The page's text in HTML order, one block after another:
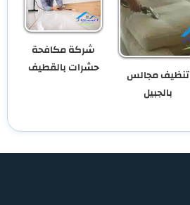
تنظيف مجالس
بالجبيل
شركة مكافحة
حشرات بالقطيف